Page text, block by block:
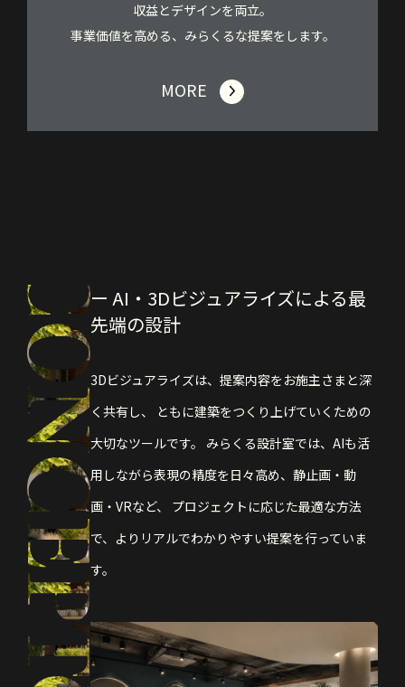
収益とデザインを両立。
事業価値を高める、みらくるな提案をします。
MORE
ー AI・3Dビジュアライズによる最
先端の設計
3Dビジュアライズは、提案内容をお施主さまと深
く共有し、
ともに建築をつくり上げていくための
大切なツールです。
みらくる設計室では、AIも活
用しながら表現の精度を日々高め、静止画・動
画・VRなど、
プロジェクトに応じた最適な方法
で、よりリアルでわかりやすい提案を行っていま
す。